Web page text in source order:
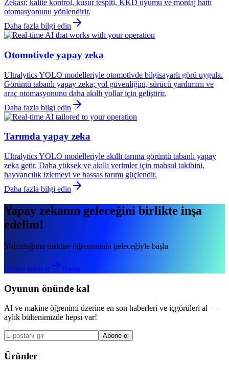
Zekası; kalite kontrol, kusur tespiti, KKD uyumu ve montaj hattı
otomasyonunu yönlendirir.
Daha fazla bilgi edin
Otomotivde yapay zeka
Ultralytics YOLO modelleriyle otomotivde bilgisayarlı görü uygula.
Görüntü tabanlı yapay zeka; yol güvenliğini, sürücü yardımını ve
araç otomasyonunu daha akıllı yollar için geliştirir.
Daha fazla bilgi edin
Tarımda yapay zeka
Ultralytics YOLO modelleriyle akıllı tarıma görüntü tabanlı yapay
zeka getir. Daha yüksek ve akıllı verimler için mahsul takibini,
hayvancılık izlemeyi ve hassas tarımı güçlendir.
Daha fazla bilgi edin
Yapay zekanın geleceğini birlikte inşa
edelim!
Yolculuğuna makine öğreniminin geleceğiyle başla
Lisans talep et Başla
Oyunun önünde kal
AI ve makine öğrenimi üzerine en son haberleri ve içgörüleri al —
aylık bültenimizde hepsi var!
Abone ol
Ürünler